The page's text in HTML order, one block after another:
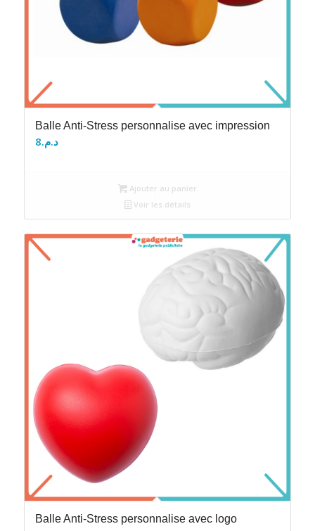
Balle Anti-Stress personnalise avec impression
د.م.8
Ajouter au panier
Voir les détails
Balle Anti-Stress personnalise avec logo